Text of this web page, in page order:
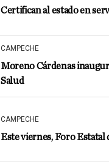
Certifican al estado en
CAMPECHE
Moreno Cárdenas
Salud
CAMPECHE
Este viernes, Foro Estatal